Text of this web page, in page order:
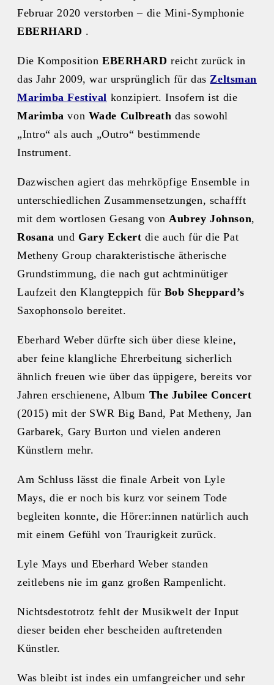
Februar 2020 verstorben – die Mini-Symphonie
EBERHARD .
Die Komposition EBERHARD reicht zurück in
das Jahr 2009, war ursprünglich für dasZeltsman
Marimba Festival konzipiert. Insofern ist die
Marimba von Wade Culbreathdas sowohl
„Intro“ als auch „Outro“ bestimmende
Instrument.
Dazwischen agiert das mehrköpfige Ensemble in
unterschiedlichen Zusammensetzungen, schaffft
mit dem wortlosen Gesang vonAubrey Johnson,
Rosana und Gary Eckert die auch für die Pat
Metheny Group charakteristische ätherische
Grundstimmung, die nach gut achtminütiger
Laufzeit den Klangteppich für Bob Sheppard’s
Saxophonsolo bereitet.
Eberhard Weber dürfte sich über diese kleine,
aber feine klangliche Ehrerbeitung sicherlich
ähnlich freuen wie über das üppigere, bereits vor
Jahren erschienene, Album The Jubilee Concert
(2015) mit der SWR Big Band, Pat Metheny, Jan
Garbarek, Gary Burton und vielen anderen
Künstlern mehr.
Am Schluss lässt die finale Arbeit von Lyle
Mays, die er noch bis kurz vor seinem Tode
begleiten konnte, die Hörer:innen natürlich auch
mit einem Gefühl von Traurigkeit zurück.
Lyle Mays und Eberhard Weber standen
zeitlebens nie im ganz großen Rampenlicht.
Nichtsdestotrotz fehlt der Musikwelt der Input
dieser beiden eher bescheiden auftretenden
Künstler.
Was bleibt ist indes ein umfangreicher und sehr